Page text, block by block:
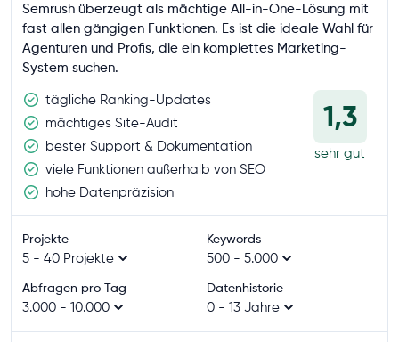
Semrush überzeugt als mächtige All-in-One-Lösung mit
fast allen gängigen Funktionen. Es ist die ideale Wahl für
Agenturen und Profis, die ein komplettes Marketing-
System suchen.
tägliche Ranking-Updates
mächtiges Site-Audit
bester Support & Dokumentation
viele Funktionen außerhalb von SEO
hohe Datenpräzision
1,3
sehr gut
Projekte
5 - 40 Projekte
Keywords
500 - 5.000
Abfragen pro Tag
3.000 - 10.000
Datenhistorie
0 - 13 Jahre